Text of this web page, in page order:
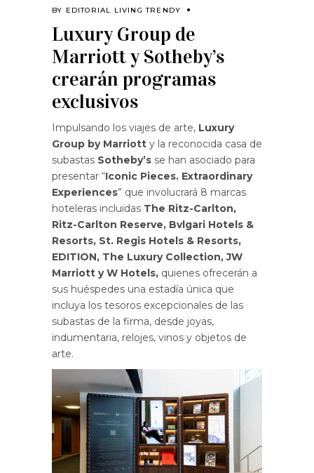
BY EDITORIAL LIVING TRENDY
Luxury Group de
Marriott y Sotheby’s
crearán programas
exclusivos
Impulsando los viajes de arte, Luxury
Group by Marriott y la reconocida casa de
subastas Sotheby’s se han asociado para
presentar “Iconic Pieces. Extraordinary
Experiences” que involucrará 8 marcas
hoteleras incluidas The Ritz-Carlton,
Ritz-Carlton Reserve, Bvlgari Hotels &
Resorts, St. Regis Hotels & Resorts,
EDITION, The Luxury Collection, JW
Marriott y W Hotels, quienes ofrecerán a
sus huéspedes una estadía única que
incluya los tesoros excepcionales de las
subastas de la firma, desde joyas,
indumentaria, relojes, vinos y objetos de
arte.